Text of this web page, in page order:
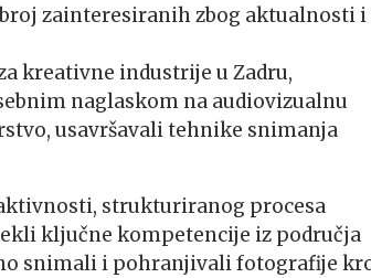
zainteresiranih zbog aktualnosti i
kreativne industrije u Zadru,
naglaskom na audiovizualnu
usavršavali tehnike snimanja
strukturiranog procesa
ključne kompetencije iz područja
snimali i pohranjivali fotografije